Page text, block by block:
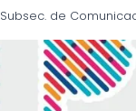
Subsec. de